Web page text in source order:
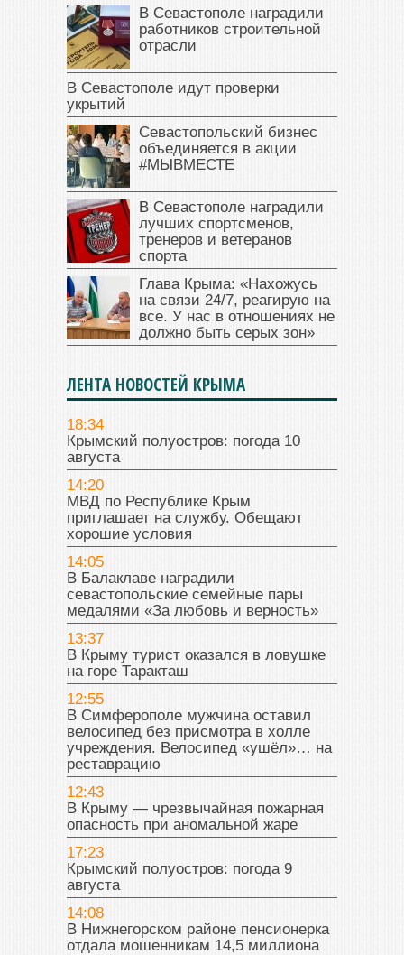
В Севастополе наградили
работников строительной
отрасли
В Севастополе идут проверки
укрытий
Севастопольский бизнес
объединяется в акции
#МЫВМЕСТЕ
В Севастополе наградили
лучших спортсменов,
тренеров и ветеранов
спорта
Глава Крыма: «Нахожусь
на связи 24/7, реагирую на
все. У нас в отношениях не
должно быть серых зон»
ЛЕНТА НОВОСТЕЙ КРЫМА
18:34
Крымский полуостров: погода 10
августа
14:20
МВД по Республике Крым
приглашает на службу. Обещают
хорошие условия
14:05
В Балаклаве наградили
севастопольские семейные пары
медалями «За любовь и верность»
13:37
В Крыму турист оказался в ловушке
на горе Таракташ
12:55
В Симферополе мужчина оставил
велосипед без присмотра в холле
учреждения. Велосипед «ушёл»… на
реставрацию
12:43
В Крыму — чрезвычайная пожарная
опасность при аномальной жаре
17:23
Крымский полуостров: погода 9
августа
14:08
В Нижнегорском районе пенсионерка
отдала мошенникам 14,5 миллиона